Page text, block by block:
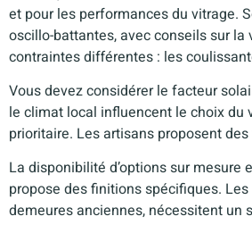
et pour les performances du vitrage.
oscillo-battantes, avec conseils sur la
contraintes différentes : les
Vous devez considérer le facteur
le climat local influencent le choix du
prioritaire. Les artisans proposent
La disponibilité d’options sur
propose des finitions spécifiques.
demeures anciennes, nécessitent un